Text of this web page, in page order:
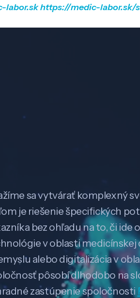
labor.skhttps://medic-
sa vytvárať komplexný
je riešenie špecifických
bez ohľadu na to, či ide
v oblasti medicínskej
alebo digitalizácia v
pôsobí dlhodobo na
zastúpenie spoločnosti